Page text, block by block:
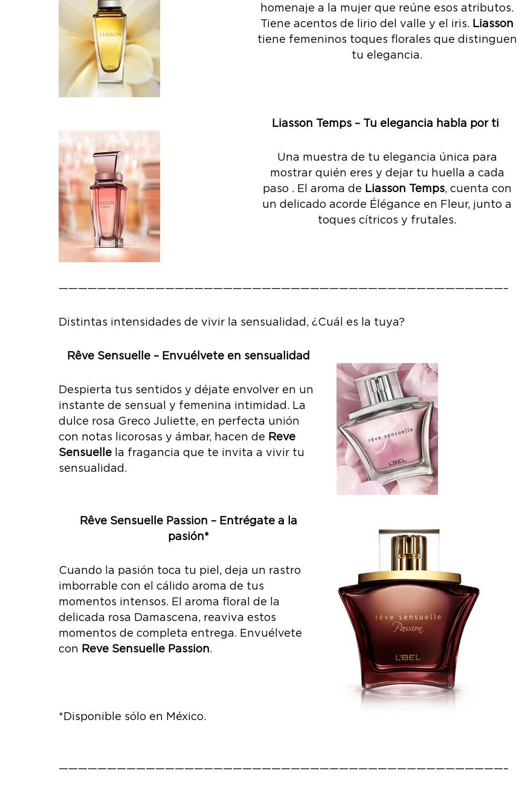
homenaje a la mujer que reúne esos atributos.
Tiene acentos de lirio del valle y el iris. Liasson
tiene femeninos toques florales que distinguen
tu elegancia.
Liasson Temps – Tu elegancia habla por ti
Una muestra de tu elegancia única para
mostrar quién eres y dejar tu huella a cada
paso . El aroma de Liasson Temps, cuenta con
un delicado acorde Élégance en Fleur, junto a
toques cítricos y frutales.
——————————————————————————————————————————————–
Distintas intensidades de vivir la sensualidad, ¿Cuál es la tuya?
Rêve Sensuelle – Envuélvete en sensualidad
Despierta tus sentidos y déjate envolver en un
instante de sensual y femenina intimidad. La
dulce rosa Greco Juliette, en perfecta unión
con notas licorosas y ámbar, hacen de Reve
Sensuelle la fragancia que te invita a vivir tu
sensualidad.
Rêve Sensuelle Passion – Entrégate a la
pasión*
Cuando la pasión toca tu piel, deja un rastro
imborrable con el cálido aroma de tus
momentos intensos. El aroma floral de la
delicada rosa Damascena, reaviva estos
momentos de completa entrega. Envuélvete
con Reve Sensuelle Passion.
*Disponible sólo en México.
——————————————————————————————————————————————–